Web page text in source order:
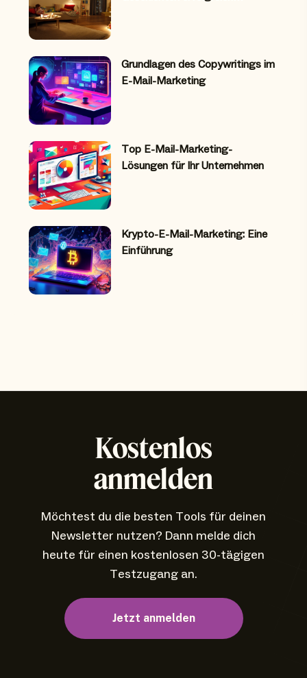
Grundlagen des Copywritings im
E-Mail-Marketing
Top E-Mail-Marketing-
Lösungen für Ihr Unternehmen
Krypto-E-Mail-Marketing: Eine
Einführung
Kostenlos
anmelden
Möchtest du die besten Tools für deinen
Newsletter nutzen? Dann melde dich
heute für einen kostenlosen 30-tägigen
Testzugang an.
Jetzt anmelden